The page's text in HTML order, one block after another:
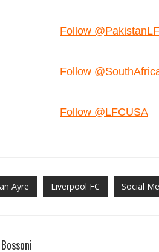
Follow
Follow
Follow @LFCUSA
Ayre Liverpool FC Social